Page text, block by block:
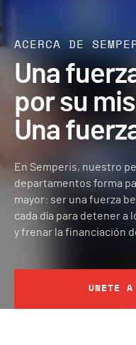
ACERCA DE
Una
por su
Una
En Semperis, nuestro
departamentos forma
mayor: ser una fuerza
cada día para detener a
y frenar la financiación
ÚNETE A